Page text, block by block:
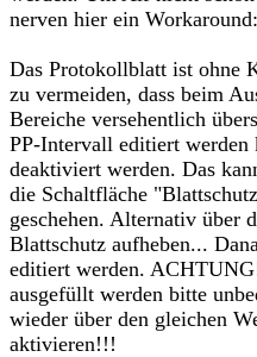
nerven hier ein Workaround:
Das Protokollblatt ist ohne
zu vermeiden, dass beim
Bereiche versehentlich
PP-Intervall editiert werden
deaktiviert werden. Das
die Schaltfläche
geschehen. Alternativ über
Blattschutz aufheben...
editiert werden.
ausgefüllt werden bitte
wieder über den gleichen
aktivieren!!!